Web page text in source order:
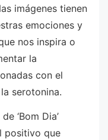
imágenes tienen
emociones y
nos inspira o
la
con el
serotonina.
‘Bom Dia’
positivo que